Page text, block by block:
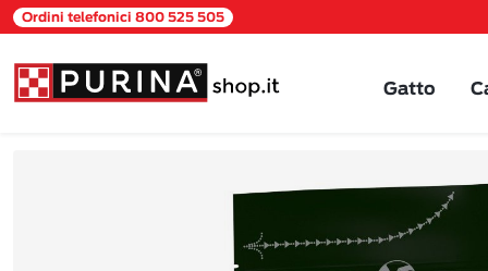
Ordini telefonici 800 525 505
Gatto